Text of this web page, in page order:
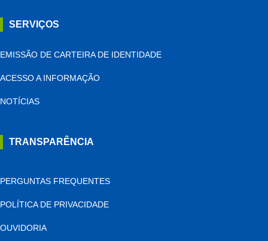
SERVIÇOS
EMISSÃO DE CARTEIRA DE IDENTIDADE
ACESSO A INFORMAÇÃO
NOTÍCIAS
TRANSPARÊNCIA
PERGUNTAS FREQUENTES
POLÍTICA DE PRIVACIDADE
OUVIDORIA